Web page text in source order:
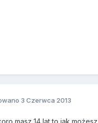
3 Czerwca 2013